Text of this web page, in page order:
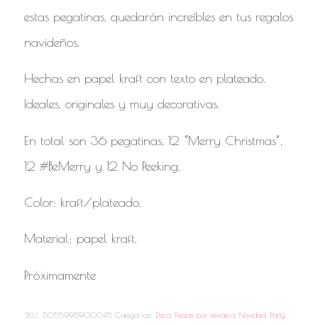
estas pegatinas, quedarán increíbles en tus regalos
navideños.
Hechas en papel kraft con texto en plateado.
Ideales, originales y muy decorativas.
En total son 36 pegatinas, 12 “Merry Christmas”,
12 #BeMerry y 12 No Peeking.
Color: kraft/plateado.
Material: papel kraft.
Próximamente
SKU: 5055995900045 Categorías: Deco, Fiestas por temática, Navidad, Party,